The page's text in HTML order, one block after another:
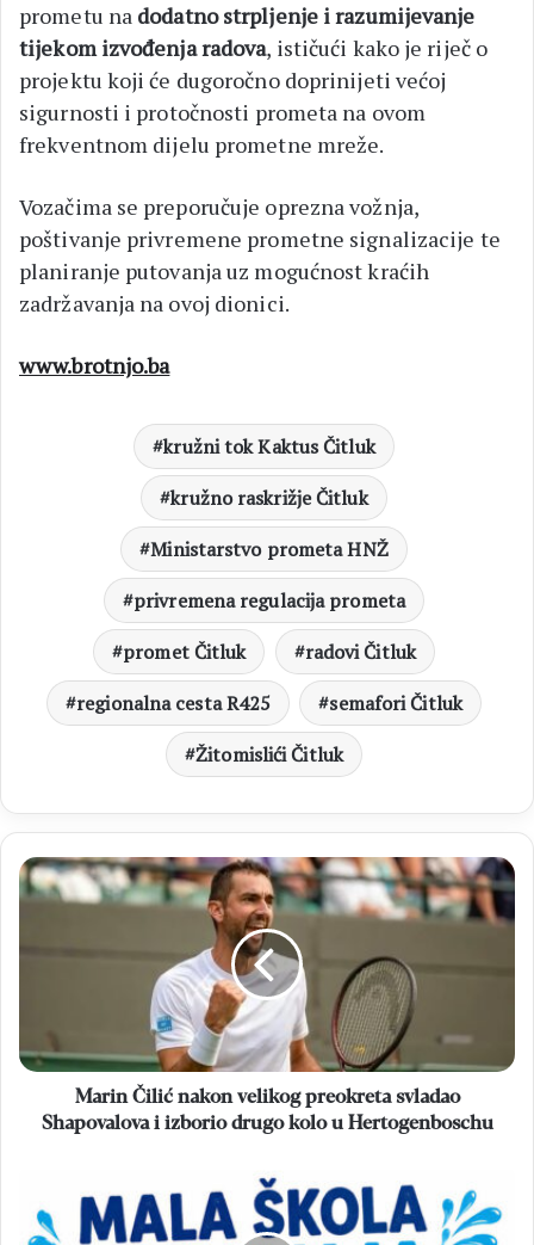
prometu na dodatno strpljenje i razumijevanje
tijekom izvođenja radova, ističući kako je riječ o
projektu koji će dugoročno doprinijeti većoj
sigurnosti i protočnosti prometa na ovom
frekventnom dijelu prometne mreže.
Vozačima se preporučuje oprezna vožnja,
poštivanje privremene prometne signalizacije te
planiranje putovanja uz mogućnost kraćih
zadržavanja na ovoj dionici.
www.brotnjo.ba
kružni tok Kaktus Čitluk
kružno raskrižje Čitluk
Ministarstvo prometa HNŽ
privremena regulacija prometa
promet Čitluk
radovi Čitluk
regionalna cesta R425
semafori Čitluk
Žitomislići Čitluk
Marin
Čilić
izborio
kolo
Marin Čilić nakon velikog preokreta svladao
Shapovalova i izborio drugo kolo u Hertogenboschu
plivanja